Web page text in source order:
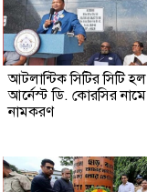
আটলান্টিক সিটির সিটি হল
আর্নেস্ট ডি. কোরসির নামে
নামকরণ